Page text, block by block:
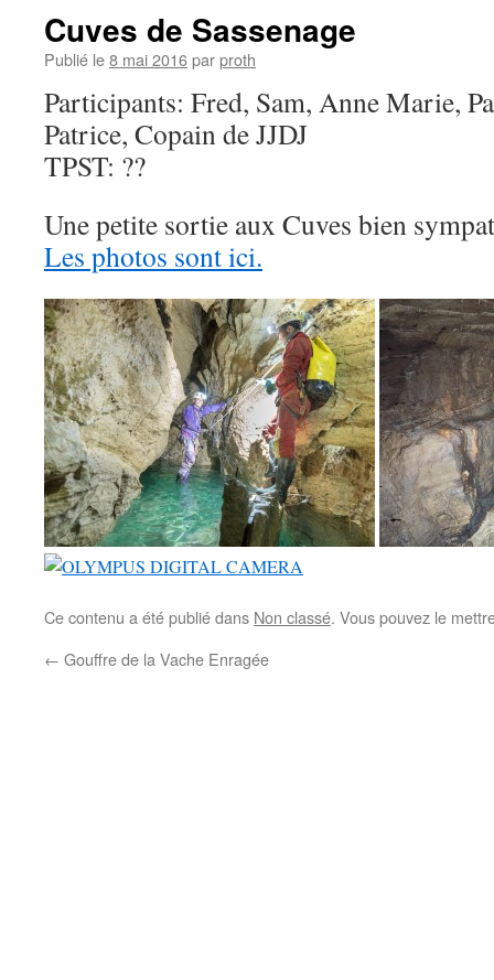
Cuves de Sassenage
Publié le8 mai 2016parproth
Participants: Fred, Sam, Anne Marie,
Patrice, Copain de JJDJ
TPST: ??
Une petite sortie aux Cuves bien
Les photos sont ici.
Ce contenu a été publié dans Non classé. Vous pouvez le
← Gouffre de la Vache Enragée